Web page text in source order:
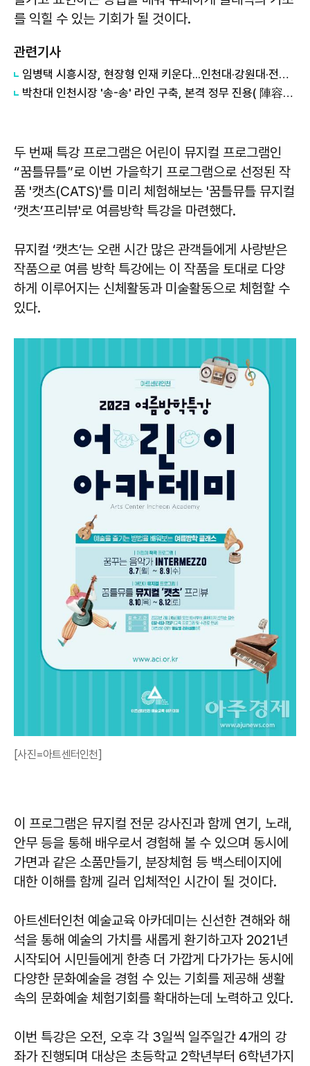
를 익힐 수 있는 기회가 될 것이다.
관련기사
임병택 시흥시장, 현장형 인재 키운다...인천대·강원대·전남대 등 학생 시흥서 바이오 실습
박찬대 인천시장 '송-송' 라인 구축, 본격 정무 진용( 陣容) 갖추기 나서
두 번째 특강 프로그램은 어린이 뮤지컬 프로그램인
“꿈틀뮤틀”로 이번 가을학기 프로그램으로 선정된 작
품 '캣츠(CATS)'를 미리 체험해보는 '꿈틀뮤틀 뮤지컬
‘캣츠’프리뷰'로 여름방학 특강을 마련했다.
뮤지컬 ‘캣츠’는 오랜 시간 많은 관객들에게 사랑받은
작품으로 여름 방학 특강에는 이 작품을 토대로 다양
하게 이루어지는 신체활동과 미술활동으로 체험할 수
있다.
[사진=아트센터인천]
이 프로그램은 뮤지컬 전문 강사진과 함께 연기, 노래,
안무 등을 통해 배우로서 경험해 볼 수 있으며 동시에
가면과 같은 소품만들기, 분장체험 등 백스테이지에
대한 이해를 함께 길러 입체적인 시간이 될 것이다.
아트센터인천 예술교육 아카데미는 신선한 견해와 해
석을 통해 예술의 가치를 새롭게 환기하고자 2021년
시작되어 시민들에게 한층 더 가깝게 다가가는 동시에
다양한 문화예술을 경험 수 있는 기회를 제공해 생활
속의 문화예술 체험기회를 확대하는데 노력하고 있다.
이번 특강은 오전, 오후 각 3일씩 일주일간 4개의 강
좌가 진행되며 대상은 초등학교 2학년부터 6학년가지